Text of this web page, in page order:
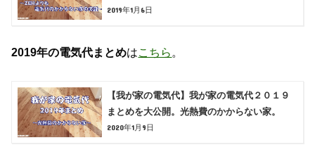
2019年1月6日
2019年の電気代まとめはこちら 。
【我が家の電気代】我が家の電気代２０１９
まとめを大公開。光熱費のかからない家。
2020年1月9日